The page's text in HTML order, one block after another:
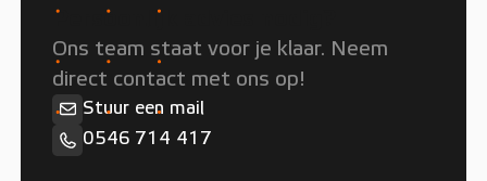
Persoonlijk advies nodig?
Ons team staat voor je klaar. Neem
direct contact met ons op!
Stuur een mail
0546 714 417